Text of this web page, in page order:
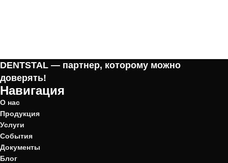
DENTSTAL — партнер, которому можно
доверять!
Навигация
О нас
Продукция
Услуги
События
Документы
Блог